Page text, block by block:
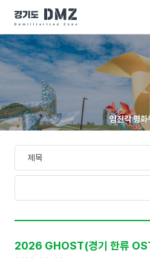
임진각 평화
사